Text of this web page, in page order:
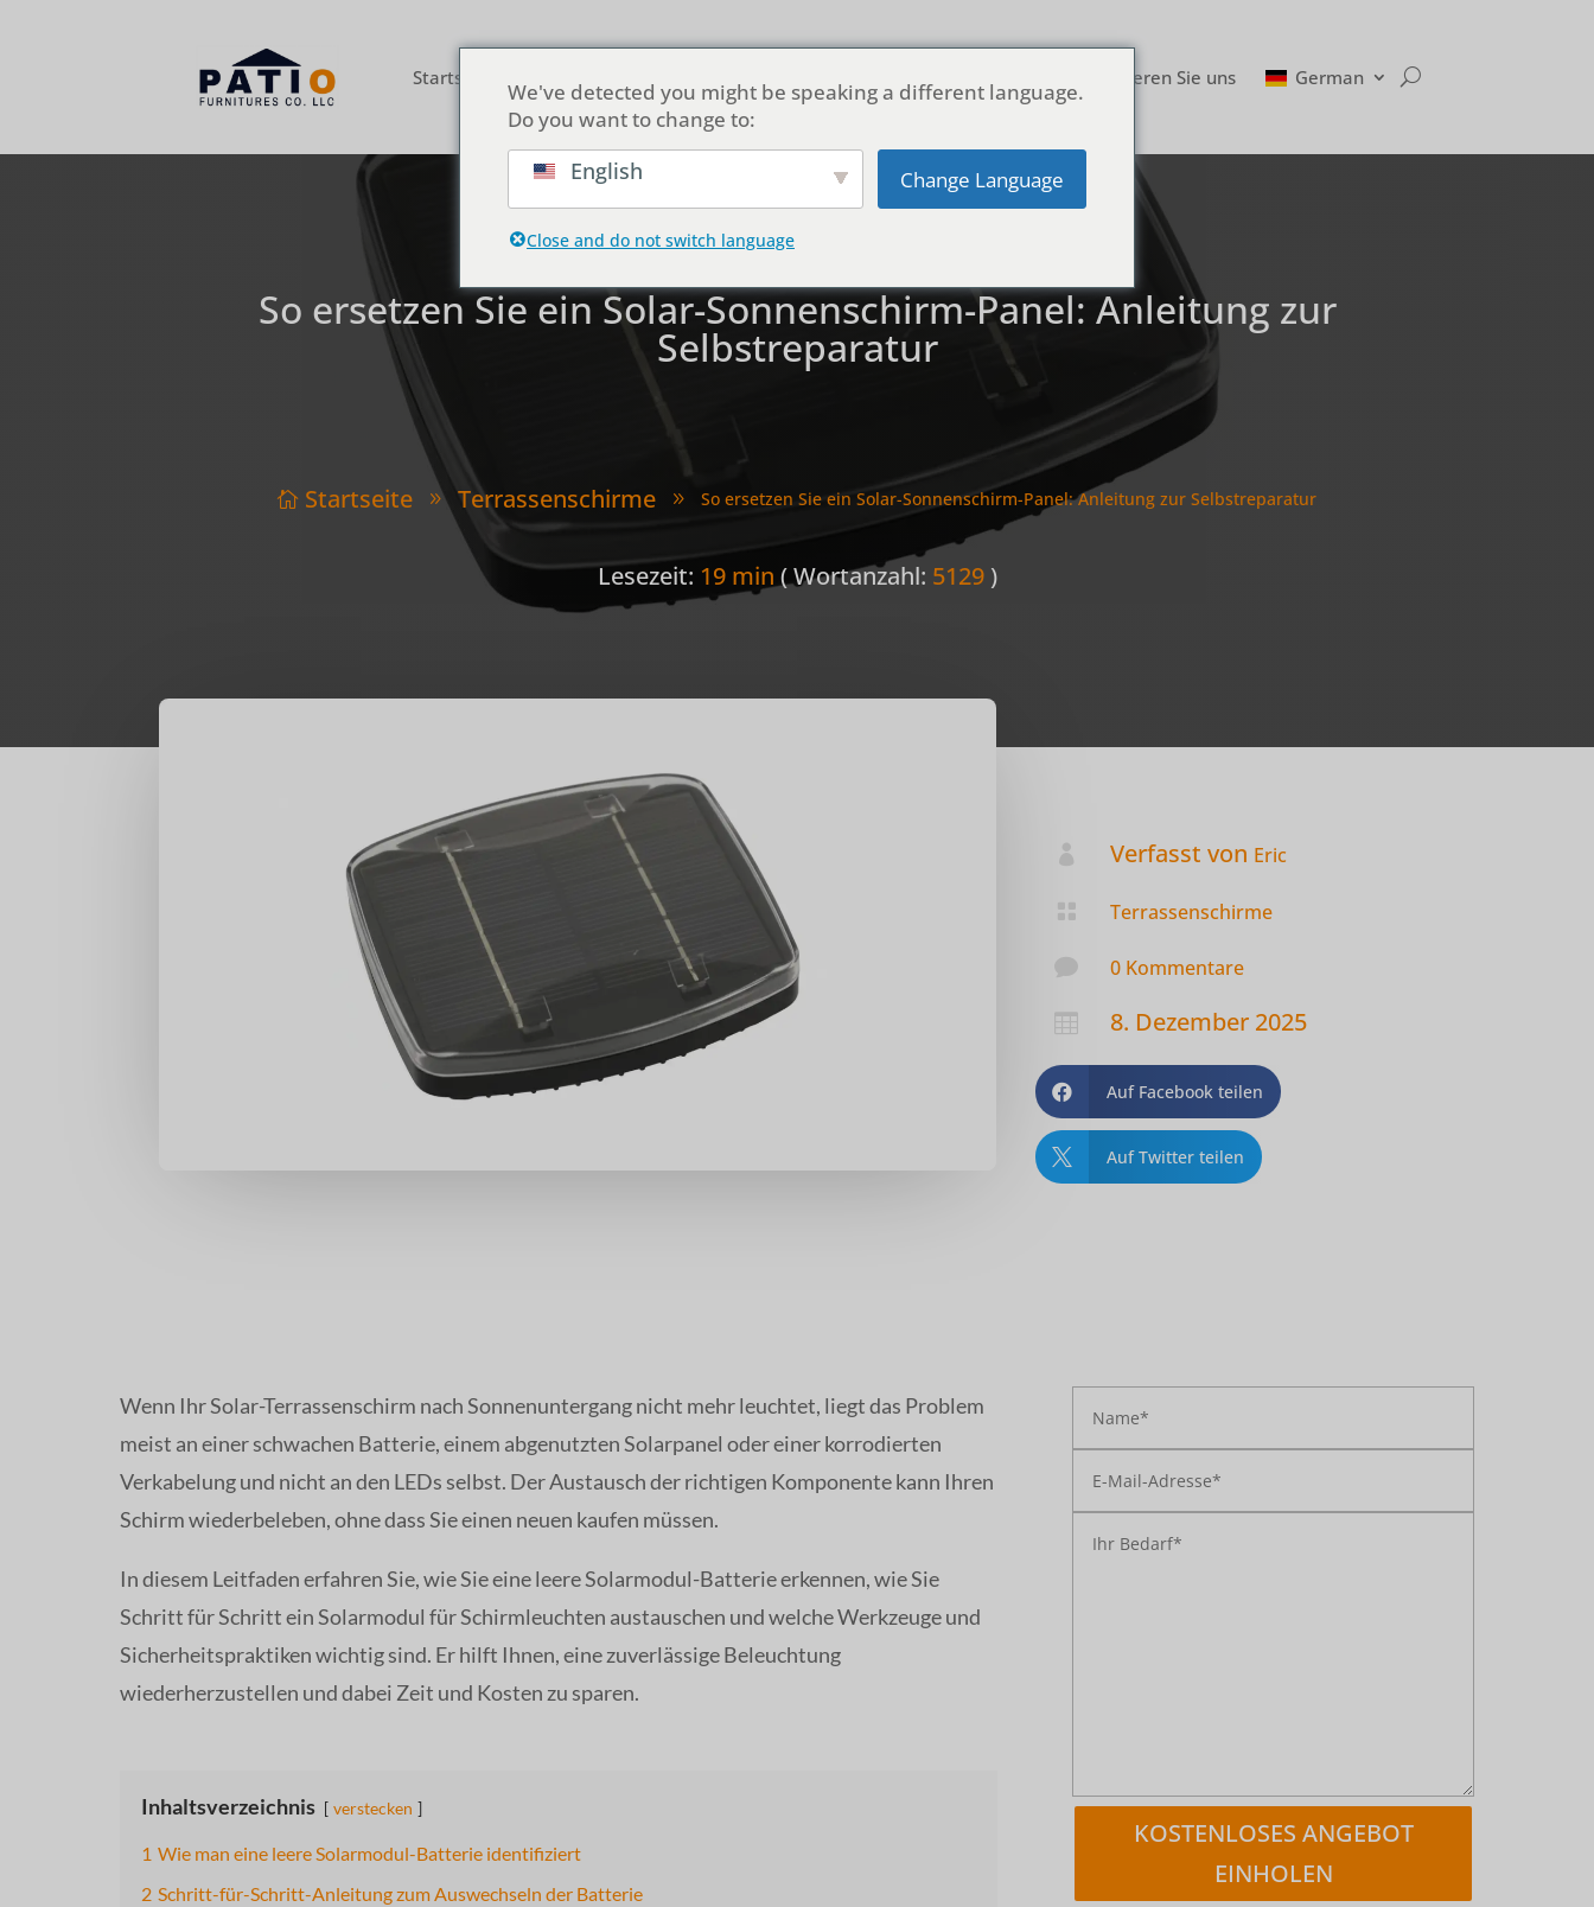
Startseite Kontaktieren Sie uns German
So ersetzen Sie ein Solar-Sonnenschirm-Panel: Anleitung zur
Selbstreparatur
 Startseite 9 Terrassenschirme 9 So ersetzen Sie ein Solar-Sonnenschirm-Panel: Anleitung zur Selbstreparatur
Lesezeit: 19 min ( Wortanzahl: 5129)
 Verfasst von Eric
 Terrassenschirme
 0 Kommentare
 8. Dezember 2025
 Auf Facebook teilen
 Auf Twitter teilen
Wenn Ihr Solar-Terrassenschirm nach Sonnenuntergang nicht mehr leuchtet, liegt das Problem
meist an einer schwachen Batterie, einem abgenutzten Solarpanel oder einer korrodierten
Verkabelung und nicht an den LEDs selbst. Der Austausch der richtigen Komponente kann Ihren
Schirm wiederbeleben, ohne dass Sie einen neuen kaufen müssen.
In diesem Leitfaden erfahren Sie, wie Sie eine leere Solarmodul-Batterie erkennen, wie Sie
Schritt für Schritt ein Solarmodul für Schirmleuchten austauschen und welche Werkzeuge und
Sicherheitspraktiken wichtig sind. Er hilft Ihnen, eine zuverlässige Beleuchtung
wiederherzustellen und dabei Zeit und Kosten zu sparen.
Inhaltsverzeichnis verstecken
1 Wie man eine leere Solarmodul-Batterie identifiziert
2 Schritt-für-Schritt-Anleitung zum Auswechseln der Batterie
KOSTENLOSES ANGEBOT
EINHOLEN
We've detected you might be speaking a different language.
Do you want to change to:
English Change Language
Close and do not switch language